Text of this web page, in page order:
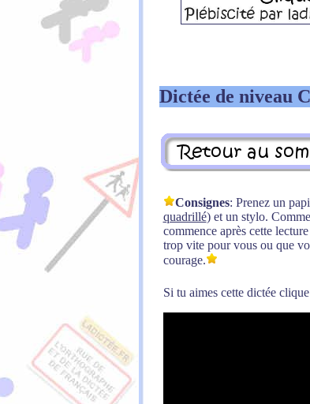
Dictée de niveau
Consignes: Prenez un
quadrillé) et un stylo.
commence après cette
trop vite pour vous ou que
courage.
Si tu aimes cette dictée